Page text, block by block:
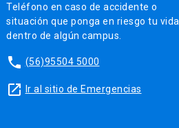
Teléfono en caso de accidente o
situación que ponga en riesgo tu vida
dentro de algún campus.
phone (56)95504 5000
launch Ir al sitio de Emergencias